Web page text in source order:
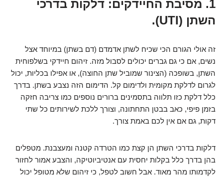
1. מסיבת החיידקים: דלקות בדרכי
השתן (UTI).
זה אולי הגורם הכי שכיח לשתן אדמדם (דם בשתן) במיוחד אצל
נשים, אם כי גם גברים יכולים לסבול מזה. זיהום חיידקי בשלפוחית
השתן, בשופכה (הצינור שמוביל שתן החוצה), או אפילו בכליות, יכול
לגרום לדלקת מקומית ולדימום קל. הדימום הזה נצבע בשתן. בדרך
כלל דלקת כזו תלווה בתסמינים ברורים נוספים כמו צריבה חזקה
בזמן פיפי, כאב בבטן התחתונה, וצורך ללכת לשירותים כל שתי
דקות, גם אם אין לכם באמת צורך.
דלקות בדרכי השתן הן קצת כמו הטרדה קטנה ומעצבנת. מטפלים
בהן בדרך כלל בקלות יחסית עם אנטיביוטיקה, והצבע אמור לחזור
לקדמותו מהר מאוד. אבל חשוב לטפל, כי זיהום שלא מטופל יכול